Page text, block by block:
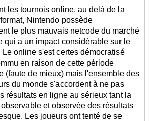
les tournois online, au delà de la
Nintendo possède
le plus mauvais netcode du marché
qui a un impact considérable sur le
Le online s'est certes démocratisé
en raison de cette période
(faute de mieux) mais l'ensemble des
du monde s'accordent à ne pas
résultats en ligne au sérieux tant la
et observée des résultats
Les joueurs ont tenté de se